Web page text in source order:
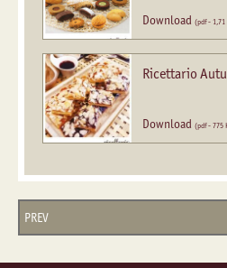
Download (pdf - 1,71
Ricettario
Download (pdf - 775
PREV